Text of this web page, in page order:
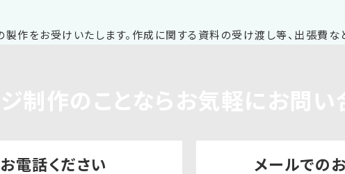
お電話ください メールでの